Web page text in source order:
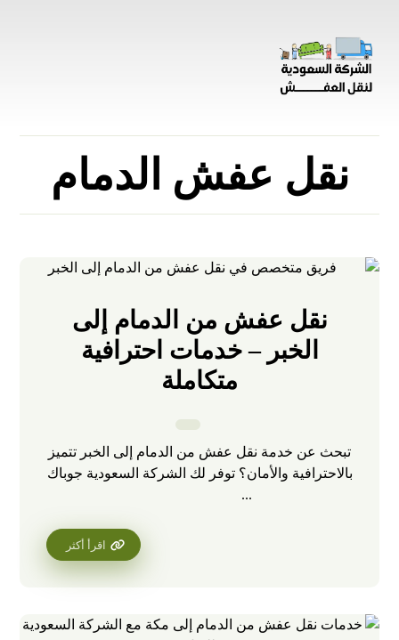
نقل عفش الدمام
نقل عفش من الدمام إلى
الخبر – خدمات احترافية
متكاملة
تبحث عن خدمة نقل عفش من الدمام إلى الخبر تتميز
بالاحترافية والأمان؟ توفر لك الشركة السعودية جوباك
...
اقرأ أكثر